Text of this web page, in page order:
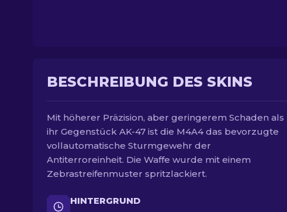
BESCHREIBUNG DES SKINS
Mit höherer Präzision, aber geringerem Schaden als
ihr Gegenstück AK-47 ist die M4A4 das bevorzugte
vollautomatische Sturmgewehr der
Antiterroreinheit. Die Waffe wurde mit einem
Zebrastreifenmuster spritzlackiert.
HINTERGRUND